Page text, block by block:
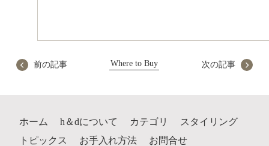
前の記事 Where to Buy 次の記事
ホーム h＆dについて カテゴリ
スタイリング
トピックス
お手入れ方法
お問合せ